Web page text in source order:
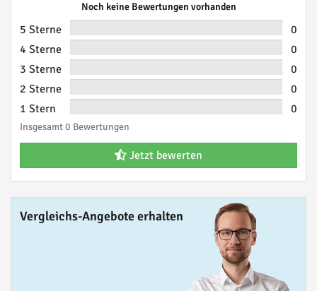
Noch keine Bewertungen vorhanden
5 Sterne
0
4 Sterne
0
3 Sterne
0
2 Sterne
0
1 Stern
0
Insgesamt 0 Bewertungen
Jetzt bewerten
Vergleichs-Angebote erhalten